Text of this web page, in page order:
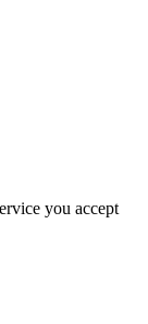
you accept